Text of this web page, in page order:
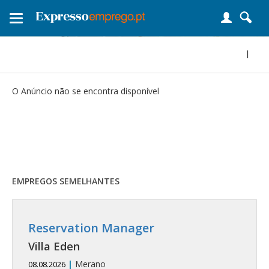
Toggle
|
O Anúncio não se encontra disponível
EMPREGOS SEMELHANTES
Reservation Manager
Villa Eden
08.08.2026 | Merano